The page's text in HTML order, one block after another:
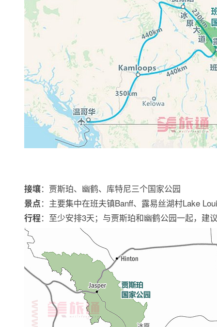
接壤：贾斯珀、幽鹤、库特尼三个国家公园
景点：主要集中在班夫镇Banff、露易丝湖村Lake
行程：至少安排3天；与贾斯珀和幽鹤公园一起，建